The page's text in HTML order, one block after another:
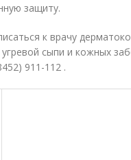
защиту.
к врачу
сыпи и кожных
911-112 .